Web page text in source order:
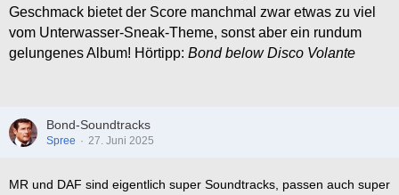
Geschmack bietet der Score manchmal zwar etwas zu viel
vom Unterwasser-Sneak-Theme, sonst aber ein rundum
gelungenes Album! Hörtipp: Bond below Disco Volante
Bond-Soundtracks
Spree 27. Juni 2025
MR und DAF sind eigentlich super Soundtracks, passen auch super